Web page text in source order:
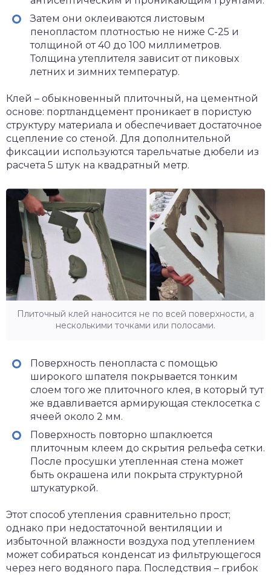
Затем они оклеиваются листовым
пенопластом плотностью не ниже С-25 и
толщиной от 40 до 100 миллиметров.
Толщина утеплителя зависит от пиковых
летних и зимних температур.
Клей – обыкновенный плиточный, на цементной
основе: портландцемент проникает в пористую
структуру материала и обеспечивает достаточное
сцепление со стеной. Для дополнительной
фиксации используются тарельчатые дюбели из
расчета 5 штук на квадратный метр.
Плиточный клей наносится не по всей поверхности, а
несколькими точками или полосами.
Поверхность пенопласта с помощью
широкого шпателя покрывается тонким
слоем того же плиточного клея, в который тут
же вдавливается армирующая стеклосетка с
ячеей около 2 мм.
Поверхность повторно шпаклюется
плиточным клеем до скрытия рельефа сетки.
После просушки утепленная стена может
быть окрашена или покрыта структурной
штукатуркой.
Этот способ утепления сравнительно прост;
однако при недостаточной вентиляции и
избыточной влажности воздуха под утеплением
может собираться конденсат из фильтрующегося
через него водяного пара. Последствия – грибок